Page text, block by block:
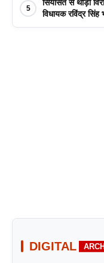
5
सियासत से थोड़ा
विधायक रविंद्र सिंह
DIGITAL